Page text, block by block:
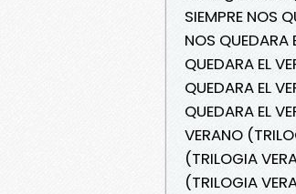
SIEMPRE NOS
NOS QUEDARA
QUEDARA EL
QUEDARA EL
QUEDARA EL
VERANO
(TRILOGIA
(TRILOGIA